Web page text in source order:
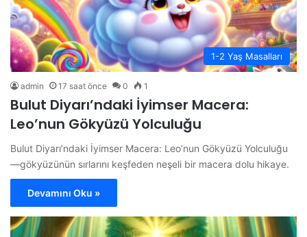
1-2 Yaş Masalları
admin 17 saat önce 0 1
Bulut Diyarı’ndaki İyimser Macera:
Leo’nun Gökyüzü Yolculuğu
Bulut Diyarı’ndaki İyimser Macera: Leo’nun Gökyüzü Yolculuğu
—gökyüzünün sırlarını keşfeden neşeli bir macera dolu hikaye.
Devamını Oku »